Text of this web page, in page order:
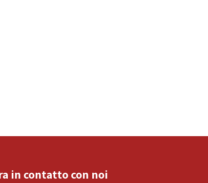
in contatto con noi